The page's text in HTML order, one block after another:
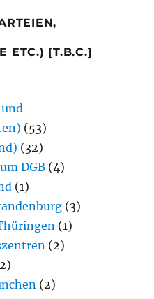
ETC.) [T.B.C.]
(53)
(32)
DGB (4)
(1)
(3)
(1)
(2)
(2)